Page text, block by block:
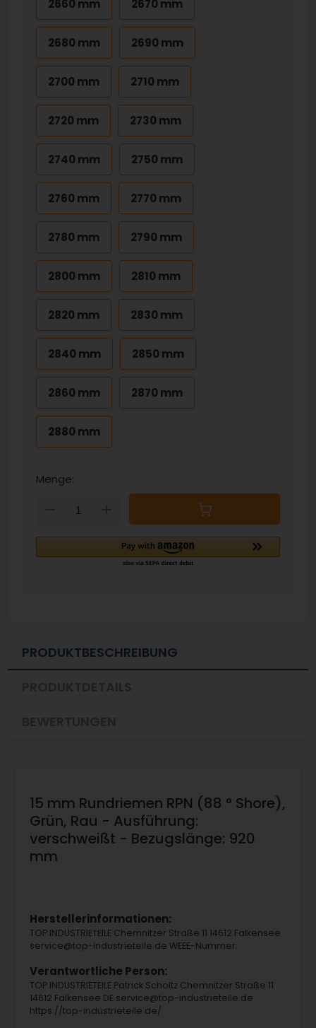
2660 mm 2670 mm
2680 mm 2690 mm
2700 mm 2710 mm
2720 mm 2730 mm
2740 mm 2750 mm
2760 mm 2770 mm
2780 mm 2790 mm
2800 mm 2810 mm
2820 mm 2830 mm
2840 mm 2850 mm
2860 mm 2870 mm
2880 mm
Menge:
Down
PRODUKTBESCHREIBUNG
15 mm Rundriemen RPN (88 ° Shore),
Grün, Rau - Ausführung:
verschweißt - Bezugslänge: 920
mm
Herstellerinformationen:
TOP INDUSTRIETEILE Chemnitzer Straße 11 14612 Falkensee
service@top-industrieteile.de WEEE-Nummer:
Verantwortliche Person:
TOP INDUSTRIETEILE Patrick Scholtz Chemnitzer Straße 11
14612 Falkensee DE service@top-industrieteile.de
https://top-industrieteile.de/